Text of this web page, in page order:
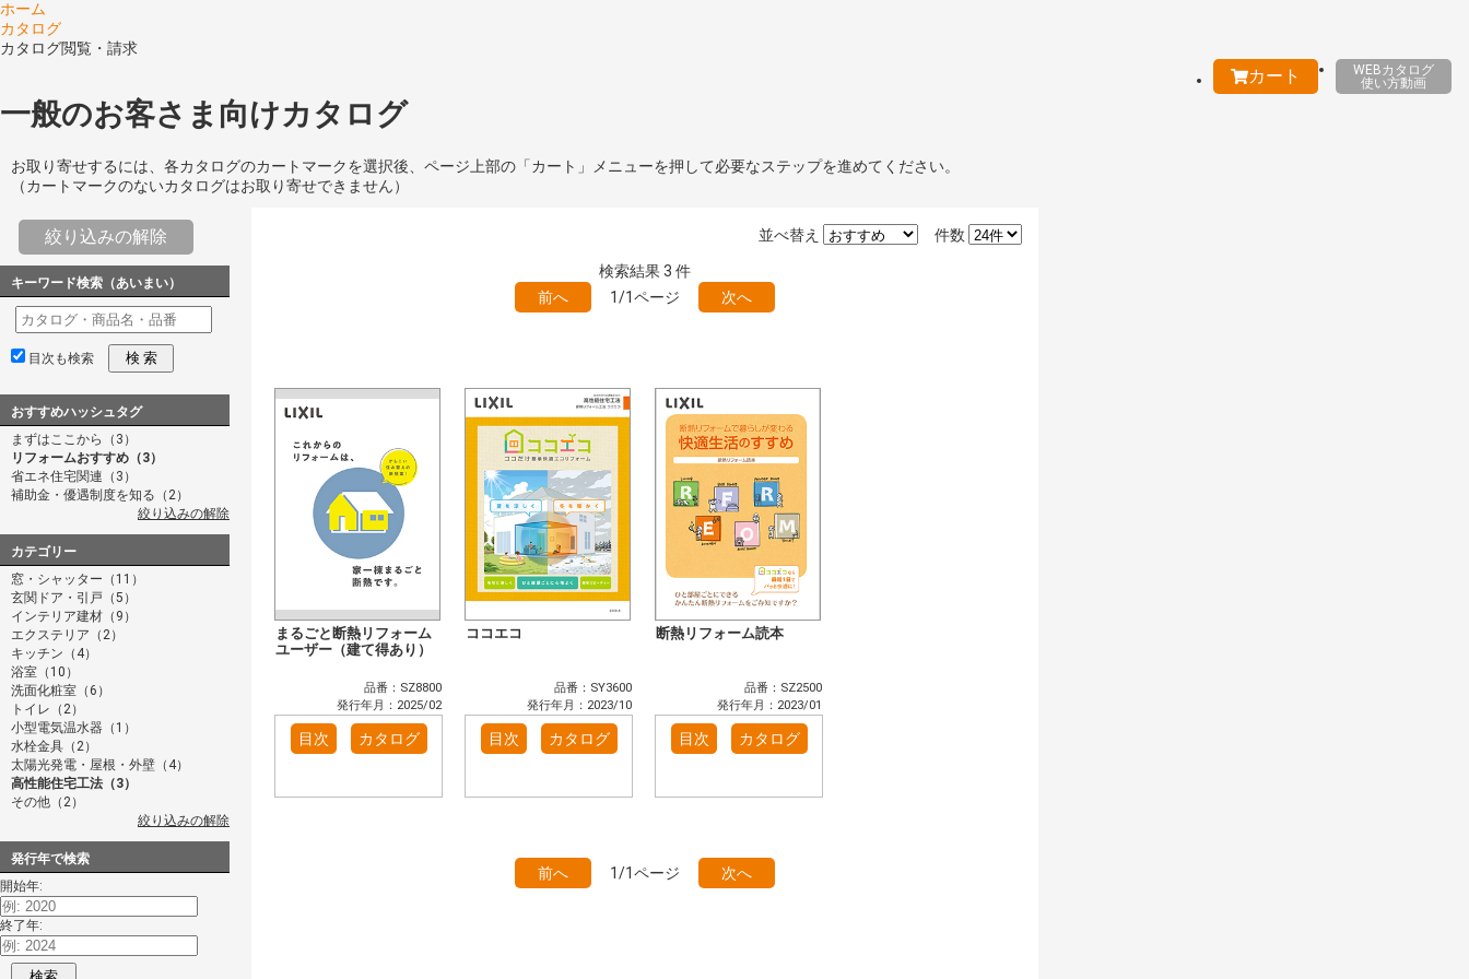
ホーム
カタログ
カタログ閲覧・請求
カート
WEBカタログ
使い方動画
一般のお客さま向けカタログ
お取り寄せするには、各カタログのカートマークを選択後、ページ上部の「カート」メニューを押して必要なステップを進めてください。
（カートマークのないカタログはお取り寄せできません）
絞り込みの解除
キーワード検索（あいまい）
目次も検索 検 索
おすすめハッシュタグ
まずはここから（3）
リフォームおすすめ（3）
省エネ住宅関連（3）
補助金・優遇制度を知る（2）
絞り込みの解除
カテゴリー
窓・シャッター（11）
玄関ドア・引戸（5）
インテリア建材（9）
エクステリア（2）
キッチン（4）
浴室（10）
洗面化粧室（6）
トイレ（2）
小型電気温水器（1）
水栓金具（2）
太陽光発電・屋根・外壁（4）
高性能住宅工法（3）
その他（2）
絞り込みの解除
発行年で検索
開始年:
終了年:
件数
並べ替え
検索結果3 件
前へ
1/1ページ 次へ
まるごと断熱リフォーム
ユーザー（建て得あり）
品番：SZ8800
発行年月：2025/02
目次 カタログ
ココエコ
品番：SY3600
発行年月：2023/10
目次 カタログ
断熱リフォーム読本
品番：SZ2500
発行年月：2023/01
目次 カタログ
前へ 1/1ページ 次へ